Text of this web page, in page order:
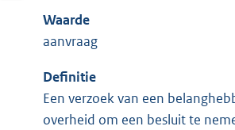
Waarde
aanvraag
Definitie
Een verzoek van een
overheid om een besluit te